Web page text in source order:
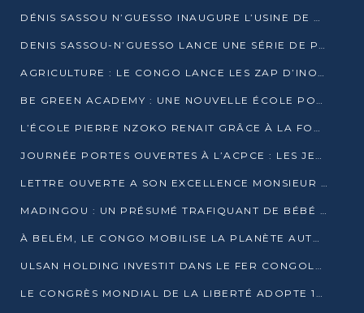
DÉNIS SASSOU N’GUESSO INAUGURE L’USINE DE VALORISATION DU GAZ ASSOCIÉ
DENIS SASSOU-N’GUESSO LANCE UNE SÉRIE DE PROJETS DANS LE KOUILOU
AGRICULTURE : LE CONGO LANCE LES ZAP D’INONI ET YONO
BE GREEN ACADEMY : UNE NOUVELLE ÉCOLE POUR LES MÉTIERS DE L’ÉCOLOGIE À POINTE-NOIRE
L’ÉCOLE PIERRE NZOKO RENAIT GRÂCE À LA FONDATION MUCODEC
JOURNÉE PORTES OUVERTES À L’ACPCE : LES JEUNES EN IMMERSION DANS L’ENTREPRISE
LETTRE OUVERTE A SON EXCELLENCE MONSIEUR DENIS SASSOU NGUESSO, PRESIDENT DE LAREPUBLIQUE DU CONGO
MADINGOU : UN PRÉSUMÉ TRAFIQUANT DE BÉBÉ CHIMPANZÉ FIXÉ SUR SON SORT LE 20 NOVEMBRE
À BELÉM, LE CONGO MOBILISE LA PLANÈTE AUTOUR DU FONDS BLEU POUR LE BASSIN DU CONGO
ULSAN HOLDING INVESTIT DANS LE FER CONGOLAIS
LE CONGRÈS MONDIAL DE LA LIBERTÉ ADOPTE 14 RÉSOLUTIONS HISTORIQUES